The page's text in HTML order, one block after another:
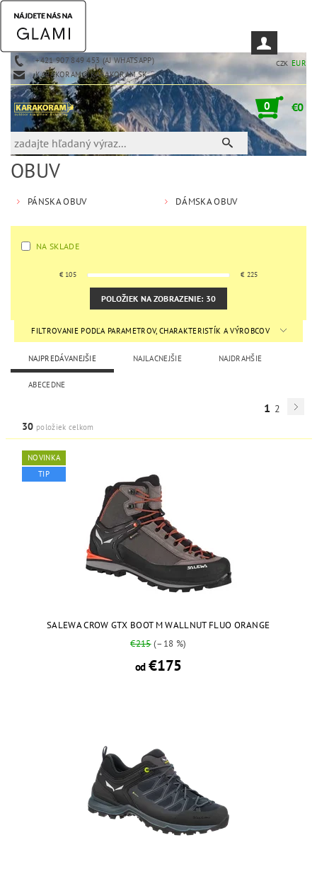
+421 907 849 453 (AJ WHATSAPP)
KARAKORAM@KARAKORAM.SK
CZK EUR
0 €0
OBUV
PÁNSKA OBUV DÁMSKA OBUV
NA SKLADE
€ 105 € 225
POLOŽIEK NA ZOBRAZENIE: 30
FILTROVANIE PODĽA PARAMETROV, CHARAKTERISTÍK A VÝROBCOV
NAJPREDÁVANEJŠIE NAJLACNEJŠIE NAJDRAHŠIE
ABECEDNE
1 2
30 položiek celkom
NOVINKA
TIP
SALEWA CROW GTX BOOT M WALLNUT FLUO ORANGE
€215(–18 %)
od€175